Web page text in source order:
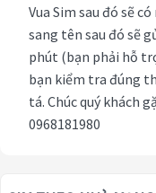
Vua Sim sau đó sẽ
sang tên sau đó sẽ
phút (bạn phải hỗ
bạn kiểm tra đúng
tá. Chúc quý khách
0968181980